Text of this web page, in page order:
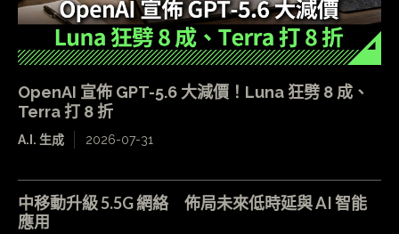
OpenAI 宣佈 GPT-5.6 大減價！Luna 狂劈 8 成、
Terra 打 8 折
A.I. 生成 2026-07-31
中移動升級 5.5G 網絡 佈局未來低時延與 AI 智能
應用